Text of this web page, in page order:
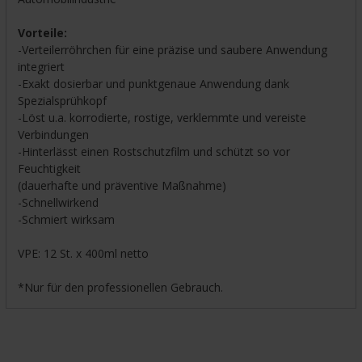
Vorteile:
-Verteilerröhrchen für eine präzise und saubere Anwendung
integriert
-Exakt dosierbar und punktgenaue Anwendung dank
Spezialsprühkopf
-Löst u.a. korrodierte, rostige, verklemmte und vereiste
Verbindungen
-Hinterlässt einen Rostschutzfilm und schützt so vor
Feuchtigkeit
(dauerhafte und präventive Maßnahme)
-Schnellwirkend
-Schmiert wirksam
VPE: 12 St. x 400ml netto
*Nur für den professionellen Gebrauch.